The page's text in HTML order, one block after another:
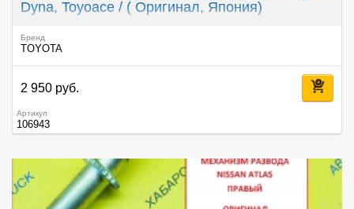
Dyna, Toyoace / ( Оригинал, Япония)
Бренд
TOYOTA
2 950 руб.
Артикул
106943